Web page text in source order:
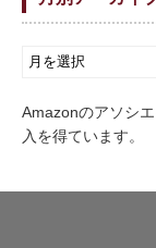
Amazonのアソシ
入を得ています。